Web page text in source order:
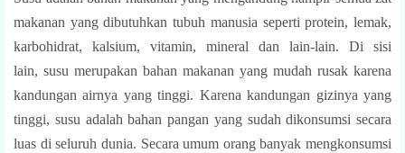
makanan yang dibutuhkan tubuh manusia seperti protein, lemak,
karbohidrat, kalsium, vitamin, mineral dan lain-lain. Di sisi
lain, susu merupakan bahan makanan yang mudah rusak karena
kandungan airnya yang tinggi. Karena kandungan gizinya yang
tinggi, susu adalah bahan pangan yang sudah dikonsumsi secara
luas di seluruh dunia. Secara umum orang banyak mengkonsumsi